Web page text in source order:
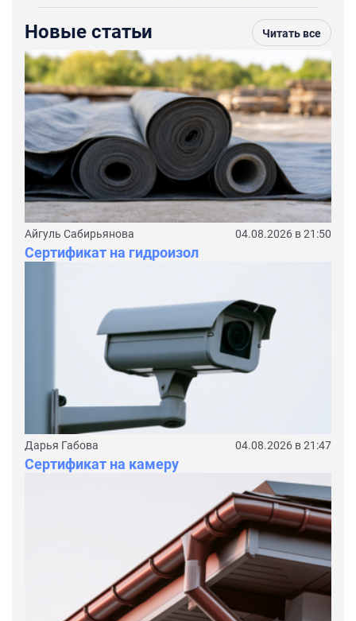
Новые статьи Читать все
Айгуль Сабирьянова 04.08.2026 в 21:50
Сертификат на гидроизол
Дарья Габова 04.08.2026 в 21:47
Сертификат на камеру